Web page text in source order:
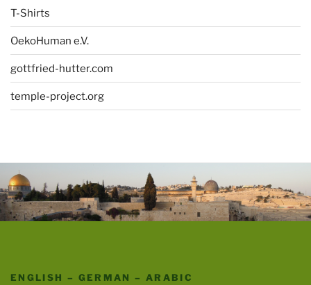
T-Shirts
OekoHuman e.V.
gottfried-hutter.com
temple-project.org
ENGLISH – GERMAN – ARABIC